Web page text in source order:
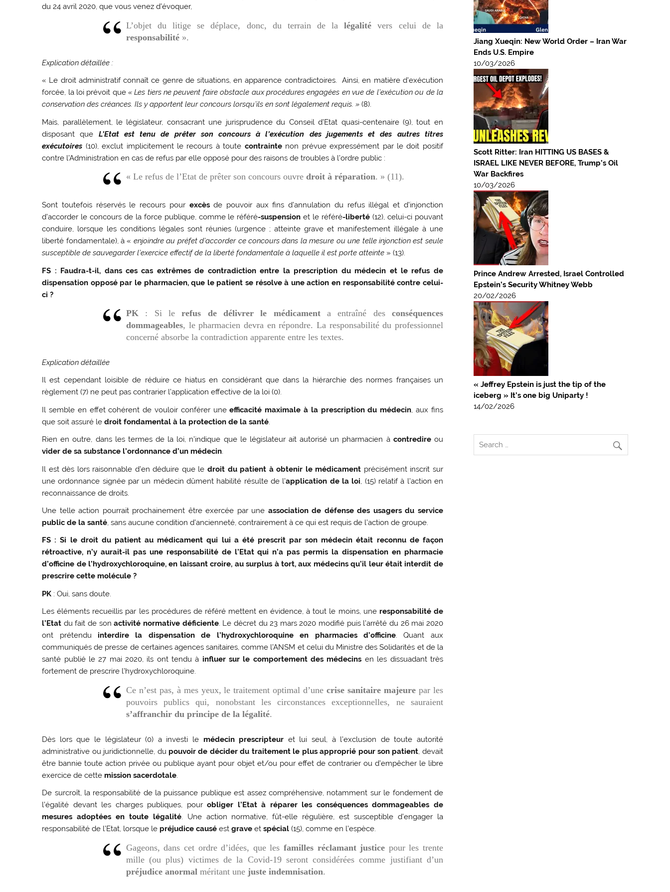
du 24 avril 2020, que vous venez d’évoquer,
L’objet du litige se déplace, donc, du terrain de lalégalité vers celui de la
responsabilité ».
Explication détaillée :
« Le droit administratif connaît ce genre de situations, en apparence contradictoires. Ainsi, en matière d’exécution
forcée, la loi prévoit que « Les tiers ne peuvent faire obstacle aux procédures engagées en vue de l’exécution ou de la
conservation des créances. Ils y apportent leur concours lorsqu’ils en sont légalement requis. » (8).
Mais, parallèlement, le législateur, consacrant une jurisprudence du Conseil d’Etat quasi-centenaire (9), tout en
disposant que L’Etat est tenu de prêter son concours à l’exécution des jugements et des autres titres
exécutoires (10), exclut implicitement le recours à toute contraintenon prévue expressément par le doit positif
contre l’Administration en cas de refus par elle opposé pour des raisons de troubles à l’ordre public :
« Le refus de l’Etat de prêter son concours ouvre droit à réparation. » (11).
Sont toutefois réservés le recours pourexcèsde pouvoir aux fins d’annulation du refus illégal et d’injonction
d’accorder le concours de la force publique, comme le référé-suspension et le référé-liberté(12), celui-ci pouvant
conduire, lorsque les conditions légales sont réunies (urgence ; atteinte grave et manifestement illégale à une
liberté fondamentale), à « enjoindre au préfet d’accorder ce concours dans la mesure ou une telle injonction est seule
susceptible de sauvegarder l’exercice effectif de la liberté fondamentale à laquelle il est porte atteinte » (13).
FS : Faudra-t-il, dans ces cas extrêmes de contradiction entre la prescription du médecin et le refus de
dispensation opposé par le pharmacien, que le patient se résolve à une action en responsabilité contre celui-
ci ?
PK: Si lerefus de délivrer le médicamenta entraîné des conséquences
dommageables, le pharmacien devra en répondre. La responsabilité du professionnel
concerné absorbe la contradiction apparente entre les textes.
Explication détaillée
Il est cependant loisible de réduire ce hiatus en considérant que dans la hiérarchie des normes françaises un
règlement (7) ne peut pas contrarier l’application effective de la loi (0).
Il semble en effet cohérent de vouloir conférer uneefficacité maximale à la prescription du médecin, aux fins
que soit assuré ledroit fondamental à la protection de la santé.
Rien en outre, dans les termes de la loi, n’indique que le législateur ait autorisé un pharmacien à contredireou
vider de sa substance l’ordonnance d’un médecin.
Il est dès lors raisonnable d’en déduire que ledroit du patient à obtenir le médicament précisément inscrit sur
une ordonnance signée par un médecin dûment habilité résulte de l’application de la loi , (15) relatif à l’action en
reconnaissance de droits.
Une telle action pourrait prochainement être exercée par une association de défense des usagers du service
public de la santé, sans aucune condition d’ancienneté, contrairement à ce qui est requis de l’action de groupe.
FS : Si le droit du patient au médicament qui lui a été prescrit par son médecin était reconnu de façon
rétroactive, n’y aurait-il pas une responsabilité de l’Etat qui n’a pas permis la dispensation en pharmacie
d’officine de l’hydroxychloroquine, en laissant croire, au surplus à tort, aux médecins qu’il leur était interdit de
prescrire cette molécule ?
PK : Oui, sans doute.
Les éléments recueillis par les procédures de référé mettent en évidence, à tout le moins, une responsabilité de
l’Etat du fait de sonactivité normative déficiente. Le décret du 23 mars 2020 modifié puis l’arrêté du 26 mai 2020
ont prétendu interdire la dispensation de l’hydroxychloroquine en pharmacies d’officine. Quant aux
communiqués de presse de certaines agences sanitaires, comme l’ANSM et celui du Ministre des Solidarités et de la
santé publié le 27 mai 2020, ils ont tendu à influersur le comportement des médecins en les dissuadant très
fortement de prescrire l’hydroxychloroquine.
Ce n’est pas, à mes yeux, le traitement optimal d’unecrise sanitaire majeure par les
pouvoirs publics qui, nonobstant les circonstances exceptionnelles, ne sauraient
s’affranchir du principe de la légalité.
Dès lors que le législateur (0) a investi le médecin prescripteur et lui seul, à l’exclusion de toute autorité
administrative ou juridictionnelle, du pouvoir de décider du traitement le plus approprié pour son patient, devait
être bannie toute action privée ou publique ayant pour objet et/ou pour effet de contrarier ou d’empêcher le libre
exercice de cette mission sacerdotale.
De surcroît, la responsabilité de la puissance publique est assez compréhensive, notamment sur le fondement de
l’égalité devant les charges publiques, pourobliger l’Etat à réparer les conséquences dommageables de
mesures adoptées en toute légalité. Une action normative, fût-elle régulière, est susceptible d’engager la
responsabilité de l’Etat, lorsque le préjudice causé estgrave etspécial(15), comme en l’espèce.
Gageons, dans cet ordre d’idées, que les familles réclamant justice pour les trente
mille (ou plus) victimes de la Covid-19 seront considérées comme justifiant d’un
préjudice anormal méritant une juste indemnisation.
Jiang Xueqin: New World Order – Iran War
Ends U.S. Empire
10/03/2026
Scott Ritter: Iran HITTING US BASES &
ISRAEL LIKE NEVER BEFORE, Trump’s Oil
War Backfires
10/03/2026
Prince Andrew Arrested, Israel Controlled
Epstein’s Security Whitney Webb
20/02/2026
« Jeffrey Epstein is just the tip of the
iceberg » It’s one big Uniparty !
14/02/2026